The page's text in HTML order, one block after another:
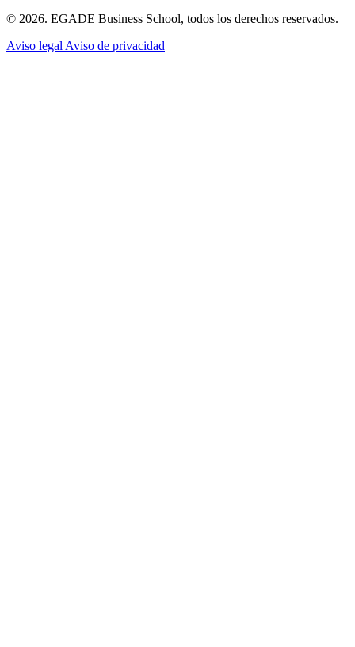
© 2026. EGADE Business School, todos los derechos reservados.
Aviso legalAviso de privacidad